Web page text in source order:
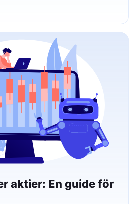
aktier: En guide för